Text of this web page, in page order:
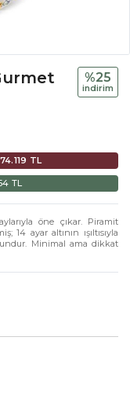
%25
i̇ndi̇ri̇m
TL
TL
öne çıkar. Piramit
ayar altının ışıltısıyla
Minimal ama dikkat